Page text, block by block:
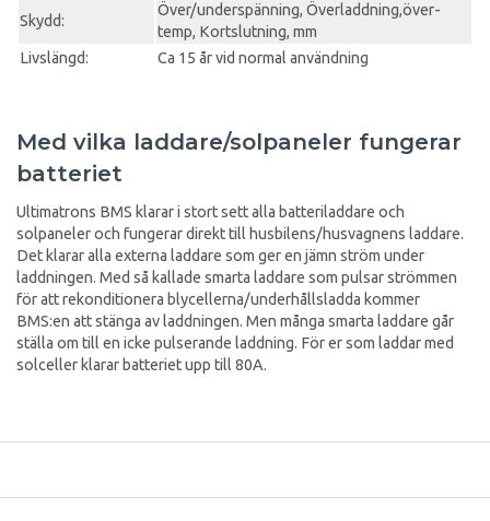
Skydd:
Över/underspänning, Överladdning,över-
temp, Kortslutning, mm
Livslängd:
Ca 15 år vid normal användning
Med vilka laddare/solpaneler fungerar
batteriet
Ultimatrons BMS klarar i stort sett alla batteriladdare och
solpaneler och fungerar direkt till husbilens/husvagnens laddare.
Det klarar alla externa laddare som ger en jämn ström under
laddningen. Med så kallade smarta laddare som pulsar strömmen
för att rekonditionera blycellerna/underhållsladda kommer
BMS:en att stänga av laddningen. Men många smarta laddare går
ställa om till en icke pulserande laddning. För er som laddar med
solceller klarar batteriet upp till 80A.